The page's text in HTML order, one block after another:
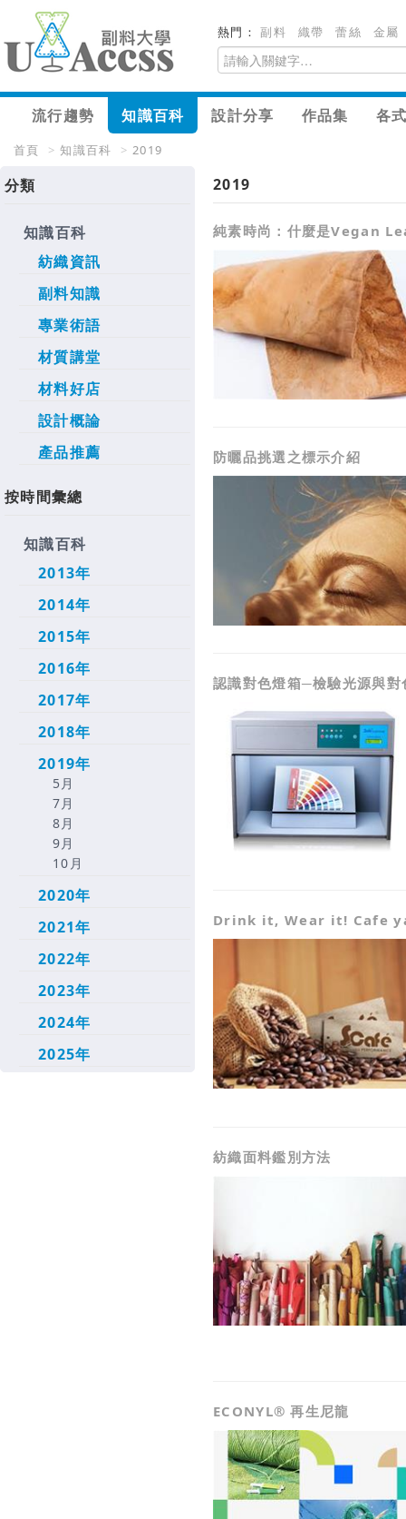
熱門：副料 織帶 蕾絲 金屬
流行趨勢 知識百科 設計分享 作品集 各
首頁 > 知識百科 > 2019
分類
知識百科
紡織資訊
副料知識
專業術語
材質講堂
材料好店
設計概論
產品推薦
按時間彙總
知識百科
2013年
2014年
2015年
2016年
2017年
2018年
2019年
5月
7月
8月
9月
10月
2020年
2021年
2022年
2023年
2024年
2025年
2019
純素時尚：什麼是Vegan
防曬品挑選之標示介紹
認識對色燈箱─檢驗光源與對
Drink it, Wear it! Cafe
紡織面料鑑別方法
ECONYL® 再生尼龍